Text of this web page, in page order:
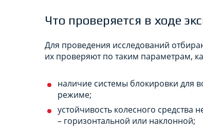
Что проверяется в ходе
Для проведения исследований
их проверяют по таким параметрам,
наличие системы блокировки для
режиме;
устойчивость колесного средства
– горизонтальной или наклонной;